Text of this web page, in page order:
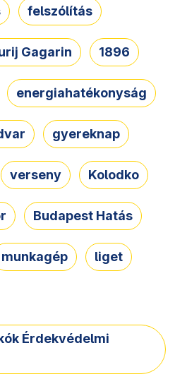
felszólítás
Gagarin 1896
energiahatékonyság
gyereknap
verseny Kolodko
Budapest Hatás
munkagép liget
Érdekvédelmi